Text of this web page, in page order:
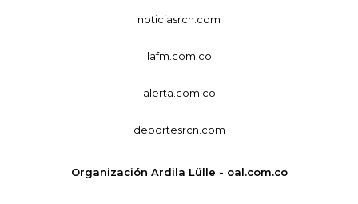
noticiasrcn.com
lafm.com.co
alerta.com.co
deportesrcn.com
Organización Ardila Lülle - oal.com.co